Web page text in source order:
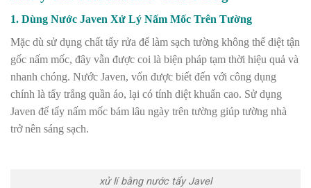
1. Dùng Nước Javen Xử Lý Nấm Mốc Trên Tường
Mặc dù sử dụng chất tẩy rửa để làm sạch tường không thể diệt tận
gốc nấm mốc, đây vẫn được coi là biện pháp tạm thời hiệu quả và
nhanh chóng. Nước Javen, vốn được biết đến với công dụng
chính là tẩy trắng quần áo, lại có tính diệt khuẩn cao. Sử dụng
Javen để tẩy nấm mốc bám lâu ngày trên tường giúp tường nhà
trở nên sáng sạch.
xử lí bằng nước tẩy Javel